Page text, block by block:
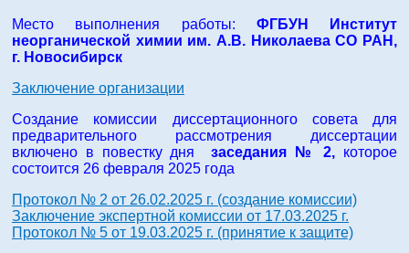
Место выполнения работы: ФГБУН Институт
неорганической химии им. А.В. Николаева СО РАН,
г. Новосибирск
Заключение организации
Создание комиссии диссертационного совета для
предварительного рассмотрения диссертации
включено в повестку дня
заседания № 2, которое
состоится 26 февраля 2025 года
Протокол № 2 от 26.02.2025 г. (создание комиссии)
Заключение экспертной комиссии от 17.03.2025 г.
Протокол № 5 от 19.03.2025 г. (принятие к защите)